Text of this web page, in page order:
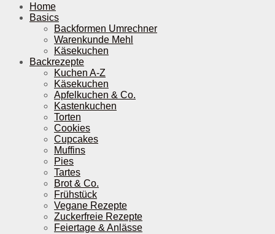
Home
Basics
Backformen Umrechner
Warenkunde Mehl
Käsekuchen
Backrezepte
Kuchen A-Z
Käsekuchen
Apfelkuchen & Co.
Kastenkuchen
Torten
Cookies
Cupcakes
Muffins
Pies
Tartes
Brot & Co.
Frühstück
Vegane Rezepte
Zuckerfreie Rezepte
Feiertage & Anlässe